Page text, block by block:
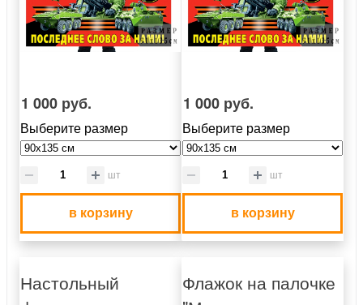
1 000 руб.
Выберите размер
шт
в корзину
1 000 руб.
Выберите размер
шт
в корзину
Настольный
Флажок на палочке